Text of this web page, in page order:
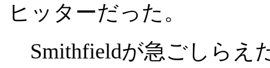
ヒッターだった。
Smithfieldが急ごしらえ